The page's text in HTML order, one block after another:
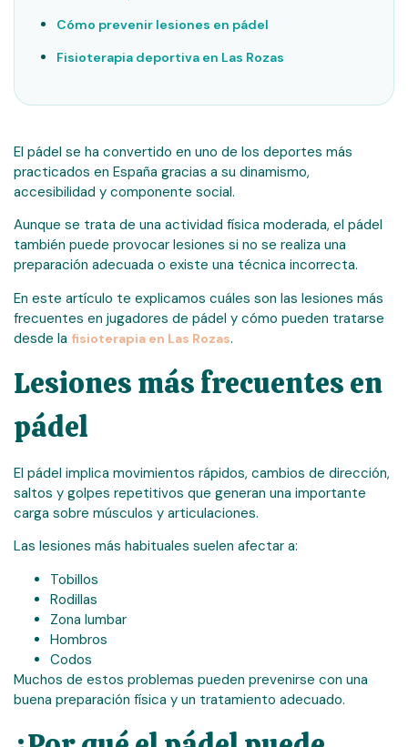
Cómo prevenir lesiones en pádel
Fisioterapia deportiva en Las Rozas
El pádel se ha convertido en uno de los deportes más
practicados en España gracias a su dinamismo,
accesibilidad y componente social.
Aunque se trata de una actividad física moderada, el pádel
también puede provocar lesiones si no se realiza una
preparación adecuada o existe una técnica incorrecta.
En este artículo te explicamos cuáles son las lesiones más
frecuentes en jugadores de pádel y cómo pueden tratarse
desde la fisioterapia en Las Rozas.
Lesiones más frecuentes en
pádel
El pádel implica movimientos rápidos, cambios de dirección,
saltos y golpes repetitivos que generan una importante
carga sobre músculos y articulaciones.
Las lesiones más habituales suelen afectar a:
Tobillos
Rodillas
Zona lumbar
Hombros
Codos
Muchos de estos problemas pueden prevenirse con una
buena preparación física y un tratamiento adecuado.